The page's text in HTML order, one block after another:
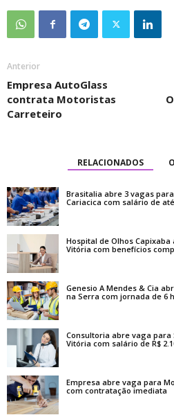
Anterior
Empresa AutoGlass
contrata Motoristas
Carreteiro
RELACIONADOS
Brasitalia abre 3 vagas
Cariacica com salário de até
Hospital de Olhos
Vitória com benefícios
Genesio A Mendes & Cia
na Serra com jornada de 6
Consultoria abre vaga para
Vitória com salário de R$
Empresa abre vaga para
com contratação imediata